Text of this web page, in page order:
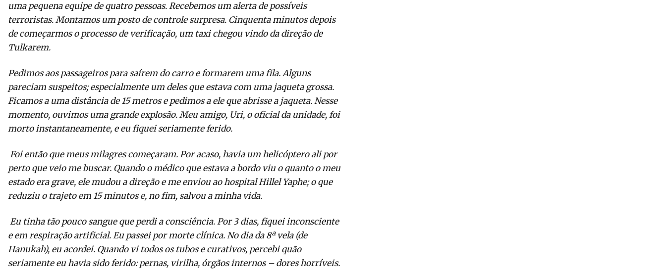
uma pequena equipe de quatro pessoas. Recebemos um alerta de possíveis
terroristas. Montamos um posto de controle surpresa. Cinquenta minutos depois
de começarmos o processo de verificação, um taxi chegou vindo da direção de
Tulkarem.
Pedimos aos passageiros para saírem do carro e formarem uma fila. Alguns
pareciam suspeitos; especialmente um deles que estava com uma jaqueta grossa.
Ficamos a uma distância de 15 metros e pedimos a ele que abrisse a jaqueta. Nesse
momento, ouvimos uma grande explosão. Meu amigo, Uri, o oficial da unidade, foi
morto instantaneamente, e eu fiquei seriamente ferido.
Foi então que meus milagres começaram. Por acaso, havia um helicóptero ali por
perto que veio me buscar. Quando o médico que estava a bordo viu o quanto o meu
estado era grave, ele mudou a direção e me enviou ao hospital Hillel Yaphe; o que
reduziu o trajeto em 15 minutos e, no fim, salvou a minha vida.
Eu tinha tão pouco sangue que perdi a consciência. Por 3 dias, fiquei inconsciente
e em respiração artificial. Eu passei por morte clínica. No dia da 8ª vela (de
Hanukah), eu acordei. Quando vi todos os tubos e curativos, percebi quão
seriamente eu havia sido ferido: pernas, virilha, órgãos internos – dores horríveis.